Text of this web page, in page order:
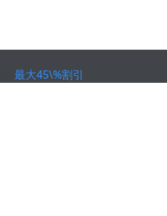
最大45\%割引